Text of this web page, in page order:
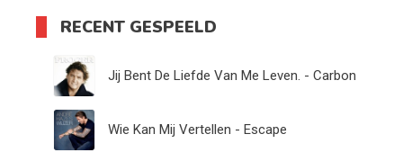
RECENT GESPEELD
Jij Bent De Liefde Van Me Leven. - Carbon
Wie Kan Mij Vertellen - Escape